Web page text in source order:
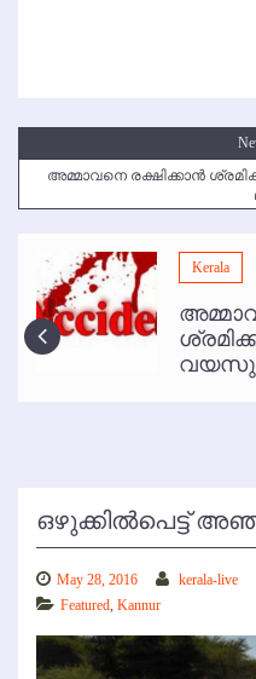
അമ്മാവനെ രക്ഷിക്കാന്‍
മമ്പുറം ആണ്ടു
ഇനി രമേശ്
കോഴിക്കോട്
Kerala
ഒഴുക്കില്‍പെട്ട്
May 28, 2016 kerala-live
Featured Kannur